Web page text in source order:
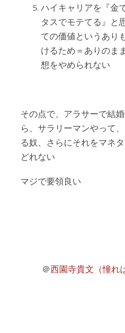
ハイキャリアを『金
タスでモテてる』と
ての価値というあり
けるため＝ありのま
想をやめられない
その点で、アラサーで結
ら、サラリーマンやって
る奴、さらにそれをマネ
どれない
マジで要領良い
＠西園寺貴文（憧れ